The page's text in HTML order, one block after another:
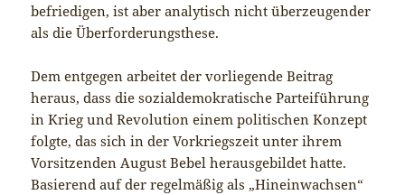
befriedigen, ist aber analytisch nicht überzeugender
als die Überforderungsthese.
Dem entgegen arbeitet der vorliegende Beitrag
heraus, dass die sozialdemokratische Parteiführung
in Krieg und Revolution einem politischen Konzept
folgte, das sich in der Vorkriegszeit unter ihrem
Vorsitzenden August Bebel herausgebildet hatte.
Basierend auf der regelmäßig als „Hineinwachsen“